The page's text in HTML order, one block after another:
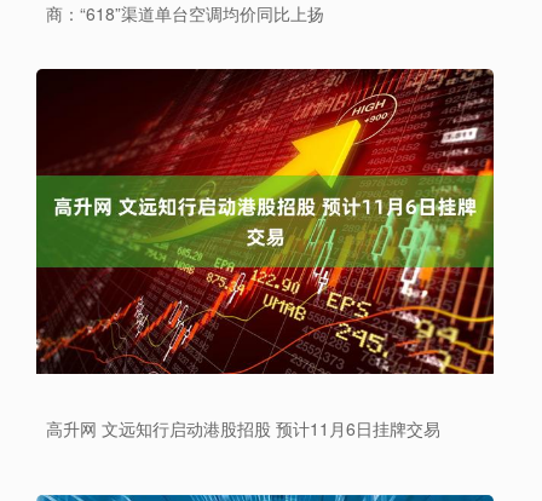
商：“618”渠道单台空调均价同比上扬
高升网 文远知行启动港股招股 预计11月6日挂牌交易